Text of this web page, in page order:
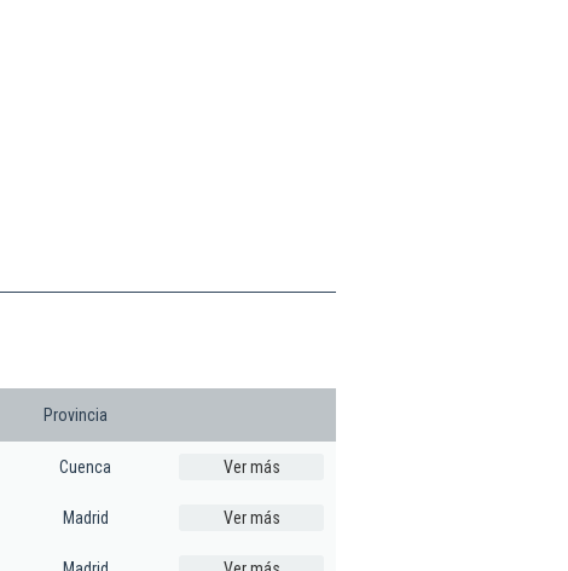
Provincia
Cuenca Ver más
Madrid Ver más